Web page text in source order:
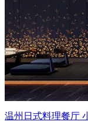
温州日式料理餐厅